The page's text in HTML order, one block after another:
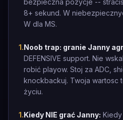
bezpieczna pozycje --
8+ sekund. W
W dla MS.
1.Noob trap: granie Janny
DEFENSIVE support. Nie
robić playow. Stoj za ADC,
knockbackuj. Twoja wartosc
życiu.
1.Kiedy NIE grać Janny: